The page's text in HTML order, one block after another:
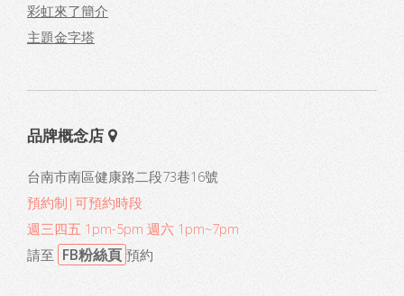
彩虹來了簡介
主題金字塔
品牌概念店
台南市南區健康路二段73巷16號
預約制|可預約時段
週三四五 1pm-5pm 週六 1pm~7pm
請至 FB粉絲頁 預約